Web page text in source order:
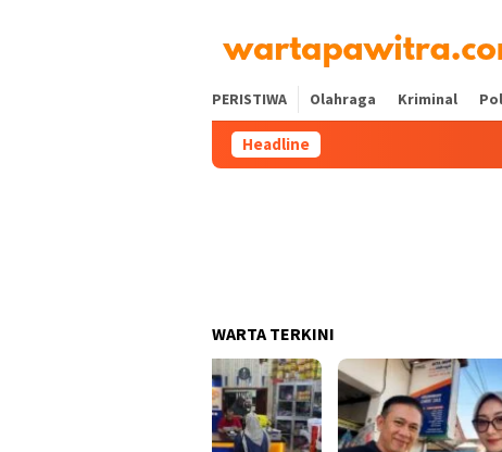
PERISTIWA Olahraga Kriminal
Headline
WARTA TERKINI